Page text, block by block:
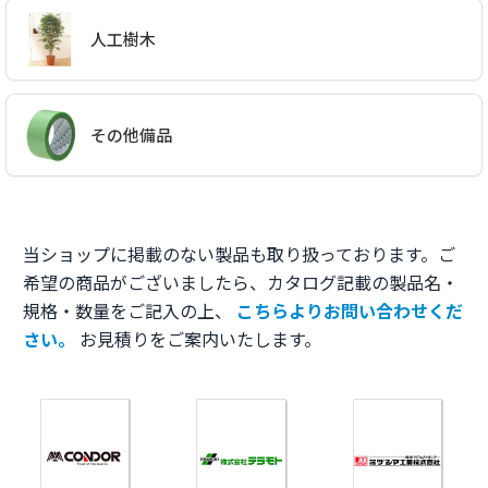
人工樹木
その他備品
当ショップに掲載のない製品も取り扱っております。ご
希望の商品がございましたら、カタログ記載の製品名・
規格・数量をご記入の上、
こちらよりお問い合わせくだ
さい。
お見積りをご案内いたします。